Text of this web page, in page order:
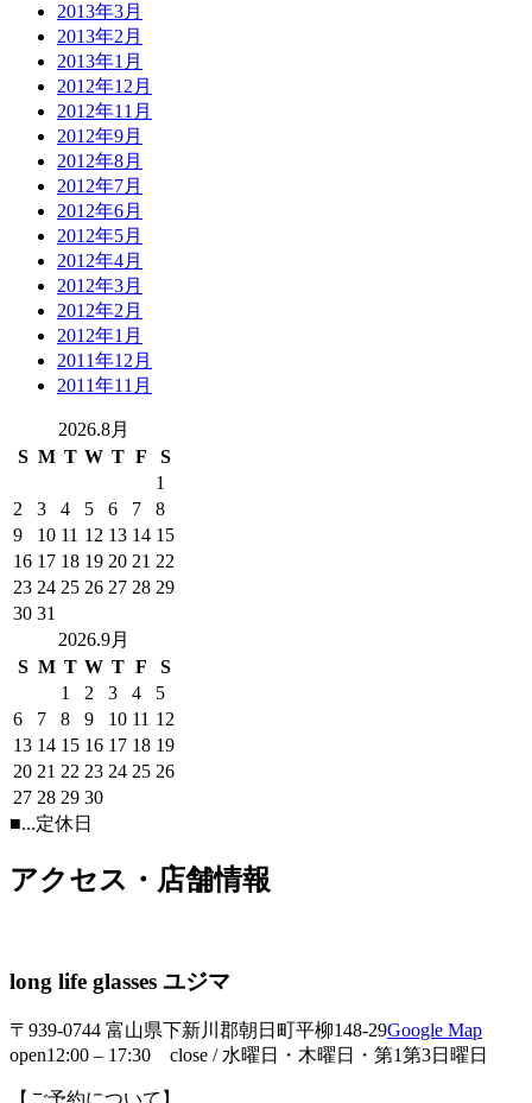
2013年3月
2013年2月
2013年1月
2012年12月
2012年11月
2012年9月
2012年8月
2012年7月
2012年6月
2012年5月
2012年4月
2012年3月
2012年2月
2012年1月
2011年12月
2011年11月
2026.8月
S M T W T F
S
1
2
3 4 5 6 7
8
9
10 11 12 13 14 15
16 17 18 19 20 21 22
23 24 25 26 27 28 29
30 31
2026.9月
S M T W T F
S
1
2 3 4
5
6
7 8 9 10 11 12
13 14 15 16 17 18 19
20 21 22 23 24 25 26
27 28 29 30
■...定休日
アクセス・店舗情報
long life glasses ユジマ
〒939-0744 富山県下新川郡朝日町平柳148-29Google Map
open12:00 – 17:30 close / 水曜日・木曜日・第1第3日曜日